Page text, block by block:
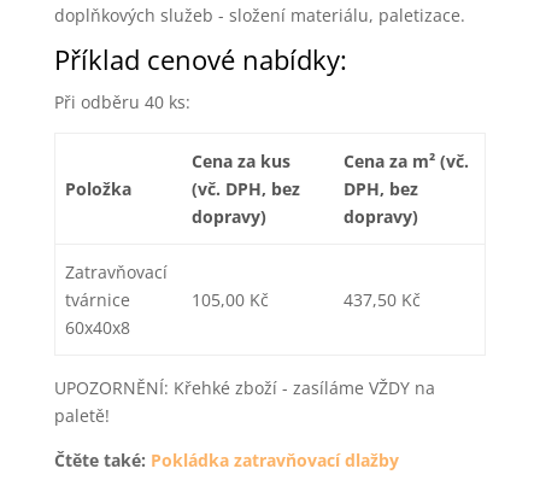
doplňkových služeb - složení materiálu, paletizace.
Příklad cenové nabídky:
Při odběru 40 ks:
Položka
Cena za kus
(vč. DPH, bez
dopravy)
Cena za m² (vč.
DPH, bez
dopravy)
Zatravňovací
tvárnice
60x40x8
105,00 Kč 437,50 Kč
UPOZORNĚNÍ: Křehké zboží - zasíláme VŽDY na
paletě!
Čtěte také: Pokládka zatravňovací dlažby